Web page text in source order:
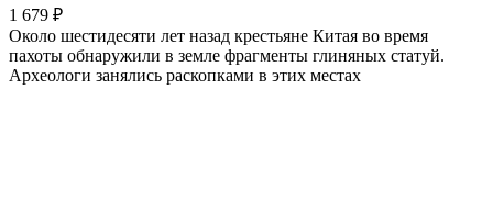
1 679 ₽
Около шестидесяти лет назад крестьяне Китая во время
пахоты обнаружили в земле фрагменты глиняных статуй.
Археологи занялись раскопками в этих местах